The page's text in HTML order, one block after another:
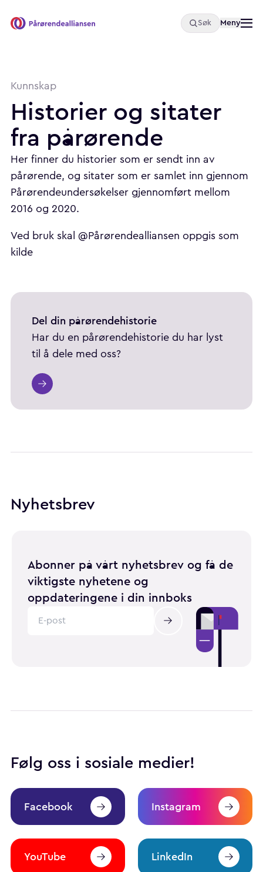
Pårørendealliansen Søk Åpne
Meny
Kunnskap
Historier og sitater
fra pårørende
Her finner du historier som er sendt inn av
pårørende, og sitater som er samlet inn gjennom
Pårørendeundersøkelser gjennomført mellom
2016 og 2020.
Ved bruk skal @Pårørendealliansen oppgis som
kilde
Del din pårørendehistorie
Har du en pårørendehistorie du har lyst
til å dele med oss?
Nyhetsbrev
Abonner på vårt nyhetsbrev og få de
viktigste nyhetene og
oppdateringene i din innboks
Følg oss i sosiale medier!
Facebook Instagram
YouTube LinkedIn